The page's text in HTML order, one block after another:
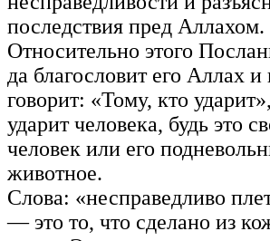
последствия пред Аллахом.
Относительно этого
да благословит его Аллах и
говорит: «Тому, кто
ударит человека, будь это
человек или его
животное.
Слова: «несправедливо
— это то, что сделано из